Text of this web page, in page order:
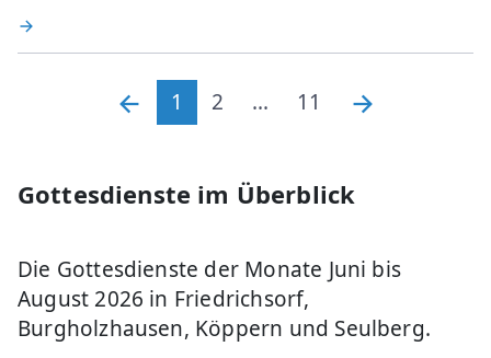
1 2 ... 11
Gottesdienste im Überblick
Die Gottesdienste der Monate Juni bis
August 2026 in Friedrichsorf,
Burgholzhausen, Köppern und Seulberg.